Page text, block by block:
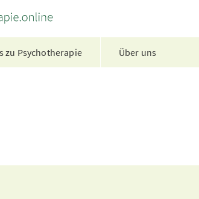
zu Psychotherapie Über uns